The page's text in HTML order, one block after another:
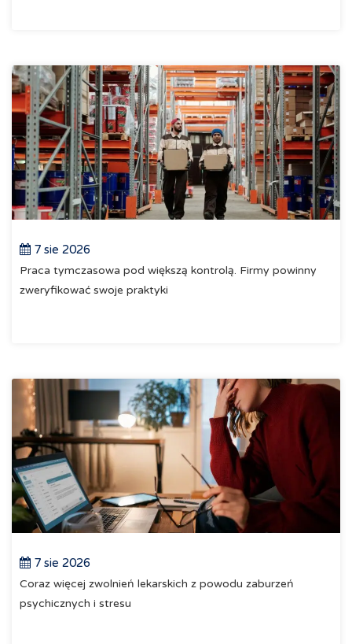
7 sie 2026
Praca tymczasowa pod większą kontrolą. Firmy powinny
zweryfikować swoje praktyki
7 sie 2026
Coraz więcej zwolnień lekarskich z powodu zaburzeń
psychicznych i stresu